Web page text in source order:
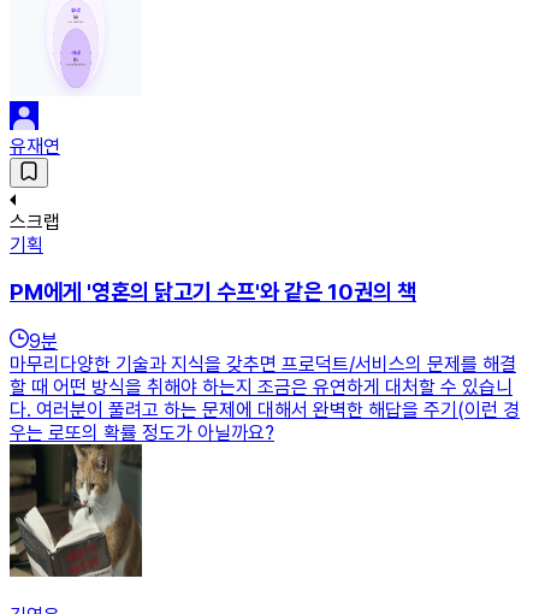
유재연
스크랩
기획
PM에게 '영혼의 닭고기 수프'와 같은 10권의 책
9분
마무리다양한 기술과 지식을 갖추면 프로덕트/서비스의 문제를 해결
할 때 어떤 방식을 취해야 하는지 조금은 유연하게 대처할 수 있습니
다. 여러분이 풀려고 하는 문제에 대해서 완벽한 해답을 주기(이런 경
우는 로또의 확률 정도가 아닐까요?